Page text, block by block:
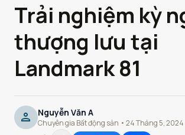
Trải nghiệm kỳ
thượng lưu tại
Landmark 81
person Nguyễn Văn A
Chuyên gia Bất động sản • 24 Tháng 5, 2024